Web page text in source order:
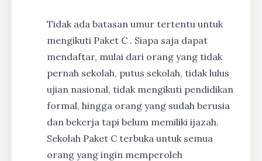
Tidak ada batasan umur tertentu untuk
mengikuti Paket C . Siapa saja dapat
mendaftar, mulai dari orang yang tidak
pernah sekolah, putus sekolah, tidak lulus
ujian nasional, tidak mengikuti pendidikan
formal, hingga orang yang sudah berusia
dan bekerja tapi belum memiliki ijazah.
Sekolah Paket C terbuka untuk semua
orang yang ingin memperoleh